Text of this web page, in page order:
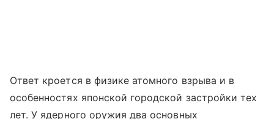
Ответ кроется в физике атомного взрыва и в
особенностях японской городской застройки тех
лет. У ядерного оружия два основных